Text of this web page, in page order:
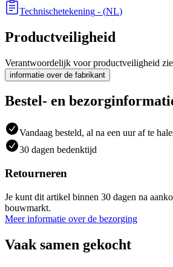
Technischetekening - (NL)
Productveiligheid
Verantwoordelijk voor productveiligheid zie
informatie over de fabrikant
Bestel- en
Vandaag besteld, al na een uur af te
30 dagen bedenktijd
Retourneren
Je kunt dit artikel binnen 30 dagen na
bouwmarkt.
Meer informatie over de bezorging
Vaak samen gekocht